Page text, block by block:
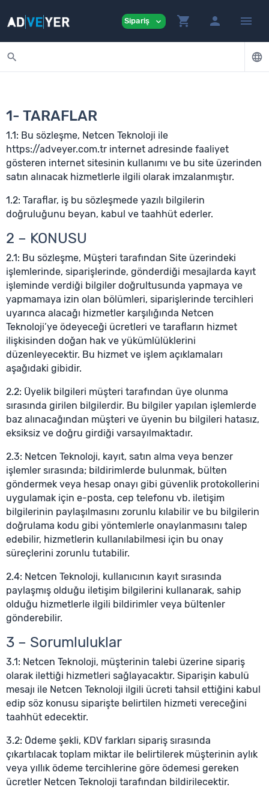
Sipariş expand_more shopping_cart person menu
search language
1- TARAFLAR
1.1: Bu sözleşme, Netcen Teknoloji ile
https://adveyer.com.tr internet adresinde faaliyet
gösteren internet sitesinin kullanımı ve bu site üzerinden
satın alınacak hizmetlerle ilgili olarak imzalanmıştır.
1.2: Taraflar, iş bu sözleşmede yazılı bilgilerin
doğruluğunu beyan, kabul ve taahhüt ederler.
2 – KONUSU
2.1: Bu sözleşme, Müşteri tarafından Site üzerindeki
işlemlerinde, siparişlerinde, gönderdiği mesajlarda kayıt
işleminde verdiği bilgiler doğrultusunda yapmaya ve
yapmamaya izin olan bölümleri, siparişlerinde tercihleri
uyarınca alacağı hizmetler karşılığında Netcen
Teknoloji’ye ödeyeceği ücretleri ve tarafların hizmet
ilişkisinden doğan hak ve yükümlülüklerini
düzenleyecektir. Bu hizmet ve işlem açıklamaları
aşağıdaki gibidir.
2.2: Üyelik bilgileri müşteri tarafından üye olunma
sırasında girilen bilgilerdir. Bu bilgiler yapılan işlemlerde
baz alınacağından müşteri ve üyenin bu bilgileri hatasız,
eksiksiz ve doğru girdiği varsayılmaktadır.
2.3: Netcen Teknoloji, kayıt, satın alma veya benzer
işlemler sırasında; bildirimlerde bulunmak, bülten
göndermek veya hesap onayı gibi güvenlik protokollerini
uygulamak için e-posta, cep telefonu vb. iletişim
bilgilerinin paylaşılmasını zorunlu kılabilir ve bu bilgilerin
doğrulama kodu gibi yöntemlerle onaylanmasını talep
edebilir, hizmetlerin kullanılabilmesi için bu onay
süreçlerini zorunlu tutabilir.
2.4: Netcen Teknoloji, kullanıcının kayıt sırasında
paylaşmış olduğu iletişim bilgilerini kullanarak, sahip
olduğu hizmetlerle ilgili bildirimler veya bültenler
gönderebilir.
3 – Sorumluluklar
3.1: Netcen Teknoloji, müşterinin talebi üzerine sipariş
olarak ilettiği hizmetleri sağlayacaktır. Siparişin kabulü
mesajı ile Netcen Teknoloji ilgili ücreti tahsil ettiğini kabul
edip söz konusu siparişte belirtilen hizmeti vereceğini
taahhüt edecektir.
3.2: Ödeme şekli, KDV farkları sipariş sırasında
çıkartılacak toplam miktar ile belirtilerek müşterinin aylık
veya yıllık ödeme tercihlerine göre ödemesi gereken
ücretler Netcen Teknoloji tarafından bildirilecektir.